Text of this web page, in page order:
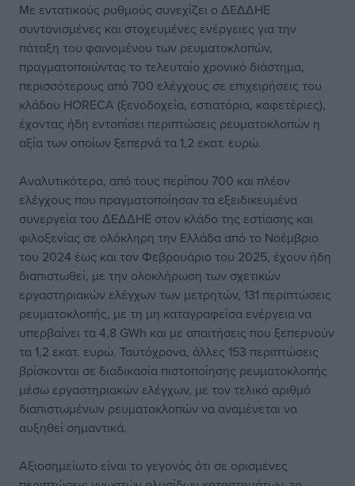
Με εντατικούς ρυθμούς συνεχίζει ο ΔΕΔΔΗΕ
συντονισμένες και στοχευμένες ενέργειες για την
πάταξη του φαινομένου των ρευματοκλοπών,
πραγματοποιώντας το τελευταίο χρονικό διάστημα,
περισσότερους από 700 ελέγχους σε επιχειρήσεις του
κλάδου HORECA (ξενοδοχεία, εστιατόρια, καφετέριες),
έχοντας ήδη εντοπίσει περιπτώσεις ρευματοκλοπών η
αξία των οποίων ξεπερνά τα 1,2 εκατ. ευρώ.
Αναλυτικότερα, από τους περίπου 700 και πλέον
ελέγχους που πραγματοποίησαν τα εξειδικευμένα
συνεργεία του ΔΕΔΔΗΕ στον κλάδο της εστίασης και
φιλοξενίας σε ολόκληρη την Ελλάδα από το Νοέμβριο
του 2024 έως και τον Φεβρουάριο του 2025, έχουν ήδη
διαπιστωθεί, με την ολοκλήρωση των σχετικών
εργαστηριακών ελέγχων των μετρητών, 131 περιπτώσεις
ρευματοκλοπής, με τη μη καταγραφείσα ενέργεια να
υπερβαίνει τα 4,8 GWh και με απαιτήσεις που ξεπερνούν
τα 1,2 εκατ. ευρώ. Ταυτόχρονα, άλλες 153 περιπτώσεις
βρίσκονται σε διαδικασία πιστοποίησης ρευματοκλοπής
μέσω εργαστηριακών ελέγχων, με τον τελικό αριθμό
διαπιστωμένων ρευματοκλοπών να αναμένεται να
αυξηθεί σημαντικά.
Αξιοσημείωτο είναι το γεγονός ότι σε ορισμένες